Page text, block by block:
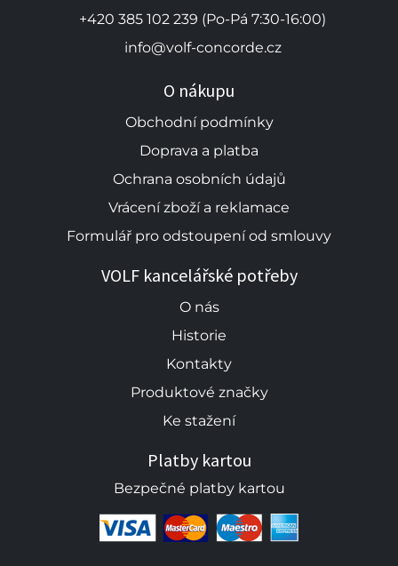
+420 385 102 239 (Po-Pá 7:30-16:00)
info@volf-concorde.cz
O nákupu
Obchodní podmínky
Doprava a platba
Ochrana osobních údajů
Vrácení zboží a reklamace
Formulář pro odstoupení od smlouvy
VOLF kancelářské potřeby
O nás
Historie
Kontakty
Produktové značky
Ke stažení
Platby kartou
Bezpečné platby kartou